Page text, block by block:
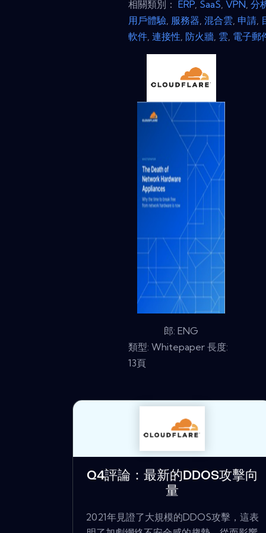
相關類別：ERP, SaaS,VPN,分
用戶體驗, 服務器,混合雲, 申請,
軟件,連接性, 防火牆, 雲, 電子郵
郎: ENG
類型: Whitepaper 長度:
13頁
Q4評論：最新的DDOS攻擊向
量
2021年見證了大規模的DDOS攻擊，這表